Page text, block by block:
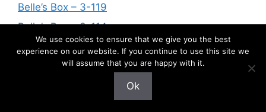
Belle’s Box – 3-119
Belle’s Box – 3-114
Belle’s Box – 3-123
Belle’s Box – 3-109
Belle’s Box – 3-62, 3-104, 3-106
We use cookies to ensure that we give you the best
experience on our website. If you continue to use this site we
will assume that you are happy with it.
Ok